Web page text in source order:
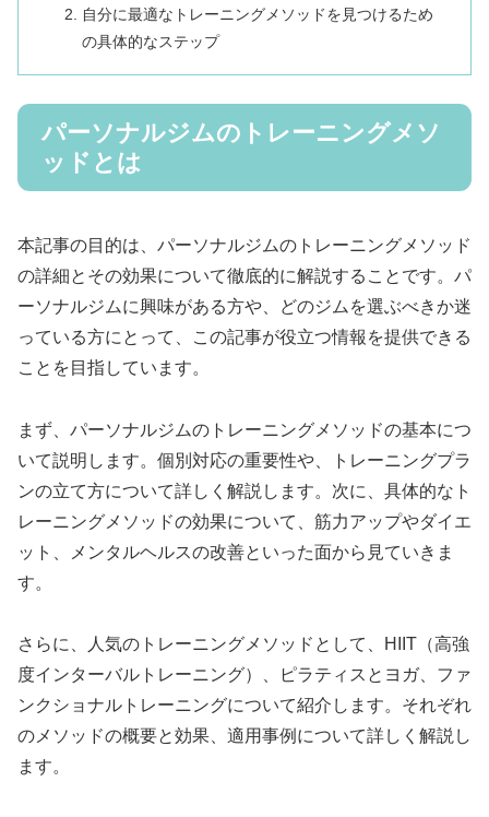
自分に最適なトレーニングメソッドを見つけるため
の具体的なステップ
パーソナルジムのトレーニングメソ
ッドとは
本記事の目的は、パーソナルジムのトレーニングメソッド
の詳細とその効果について徹底的に解説することです。パ
ーソナルジムに興味がある方や、どのジムを選ぶべきか迷
っている方にとって、この記事が役立つ情報を提供できる
ことを目指しています。
まず、パーソナルジムのトレーニングメソッドの基本につ
いて説明します。個別対応の重要性や、トレーニングプラ
ンの立て方について詳しく解説します。次に、具体的なト
レーニングメソッドの効果について、筋力アップやダイエ
ット、メンタルヘルスの改善といった面から見ていきま
す。
さらに、人気のトレーニングメソッドとして、HIIT（高強
度インターバルトレーニング）、ピラティスとヨガ、ファ
ンクショナルトレーニングについて紹介します。それぞれ
のメソッドの概要と効果、適用事例について詳しく解説し
ます。